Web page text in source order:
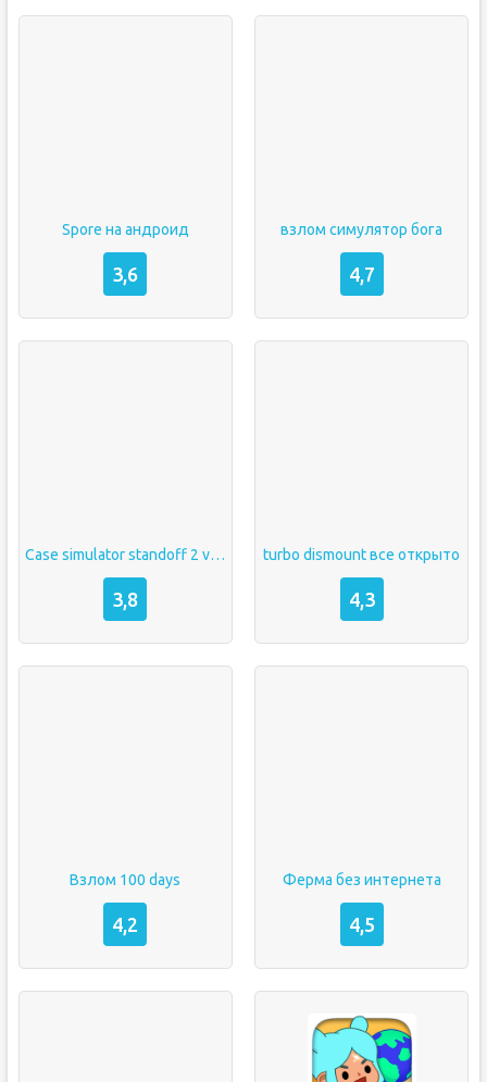
Spore на андроид
3,6
взлом симулятор бога
4,7
Case simulator standoff 2 vzlom
3,8
turbo dismount все открыто
4,3
Взлом 100 days
4,2
Ферма без интернета
4,5